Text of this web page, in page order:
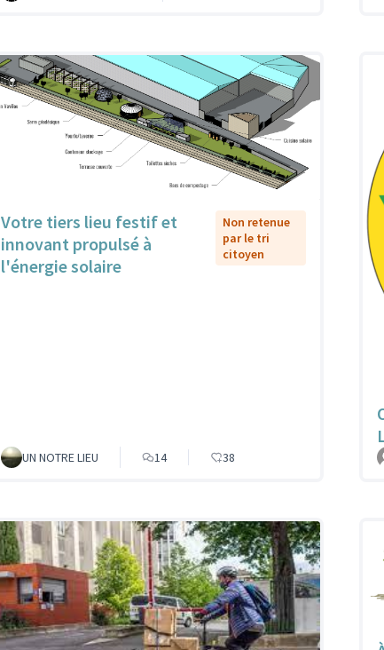
Votre tiers lieu festif et
innovant propulsé à
l'énergie solaire
Non retenue
par le tri
citoyen
UN NOTRE LIEU 14 38